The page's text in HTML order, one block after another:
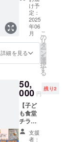
料を引
いた額
を返金
致しま
す）。
リター
ン履行
当日の
連絡手
話を使
用する
ありま
す。そ
のた
め、連
絡先
（お届
け先）
の記入
のメッ
セージ
を投稿
しま
す。
事項】
・備考
るお名
前(個
人・会
社・団
体名)を
ご記載
くださ
いて
も、開
催当日
の天候
や、注
意報・
警報級
た場
合、主
判断で
イベン
トを中
止とす
る場合
メッ
セージ
機能か
ら送信
いたし
ますの
で、登
受信し
ます。
■備考…
上乗せ
支援が
可能で
す。応
援の気
に、お
名前(個
人・会
社・団
体名)の
一覧を
掲載し
ます ・
掲載期
間で
す。掲
載開始
は2024
年の5~6
月頃で
す 【注
意事
け予
定：
2025
年06
月
詳細を見る
こ
の
リ
タ
ー
ン
を
選
択
す
る
50,
000 円
残り2
【子ど
も食堂
チラシ
スポン
サー】
支援
者：